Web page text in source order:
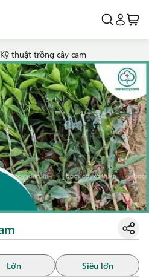
Kỹ thuật trồng cây cam
Lớn Siêu lớn